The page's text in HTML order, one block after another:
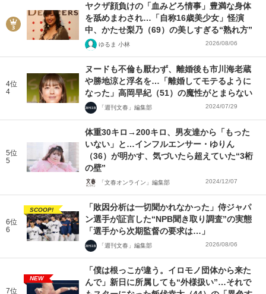
ヤクザ顔負けの「血みどろ情事」豊満な身体
を舐めまわされ…「自称16歳美少女」怪演
中、かたせ梨乃（69）の美しすぎる“熟れ方”
ゆるま 小林 2026/08/06
4位
4
ヌードも不倫も厭わず、離婚後も市川海老蔵
や勝地涼と浮名を…「離婚してモテるように
なった」高岡早紀（51）の魔性がとまらない
「週刊文春」編集部 2024/07/29
5位
5
体重30キロ→200キロ、男友達から「もった
いない」と…インフルエンサー・ゆりん
（36）が明かす、気づいたら超えていた“3桁
の壁”
「文春オンライン」編集部 2024/12/07
6位
6
SCOOP!
「敗因分析は一切聞かれなかった」侍ジャパ
ン選手が証言した“NPB聞き取り調査”の実態
「選手から次期監督の要求は…」
「週刊文春」編集部 2026/08/06
7位
NEW
「僕は根っこが違う。イロモノ団体から来た
んで」新日に所属しても“外様扱い”…それで